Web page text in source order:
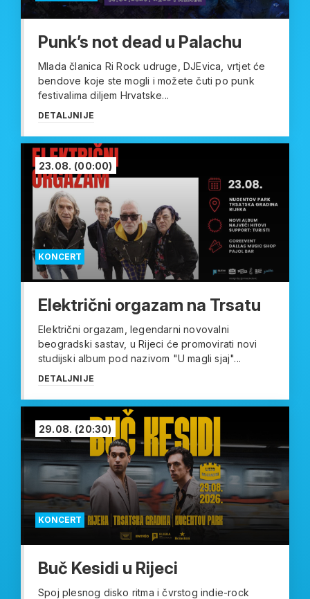
Punk’s not dead u Palachu
Mlada članica Ri Rock udruge, DJEvica, vrtjet će
bendove koje ste mogli i možete čuti po punk
festivalima diljem Hrvatske...
DETALJNIJE
KONCERT
23.08. (00:00)
Električni orgazam na Trsatu
Električni orgazam, legendarni novovalni
beogradski sastav, u Rijeci će promovirati novi
studijski album pod nazivom "U magli sjaj"...
DETALJNIJE
KONCERT
29.08. (20:30)
Buč Kesidi u Rijeci
Spoj plesnog disko ritma i čvrstog indie-rock